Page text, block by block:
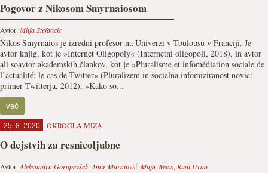
Pogovor z Nikosom Smyrnaiosom
Avtor:Mitja Stefancic
Nikos Smyrnaios je izredni profesor na Univerzi v Toulousu v Franciji. Je
avtor knjig, kot je »Internet Oligopoly« (Internetni oligopoli, 2018), in avtor
ali soavtor akademskih člankov, kot je »Pluralisme et infomédiation sociale de
l’actualité: le cas de Twitter« (Pluralizem in socialna infomiziranost novic:
primer Twitterja, 2012), »Kako so...
več
25. 8. 2020 OKROGLA MIZA
O dejstvih za resnicoljubne
Avtor:Aleksandra Goropevšek, Amir Muratović, Maja Weiss, Rudi Uran